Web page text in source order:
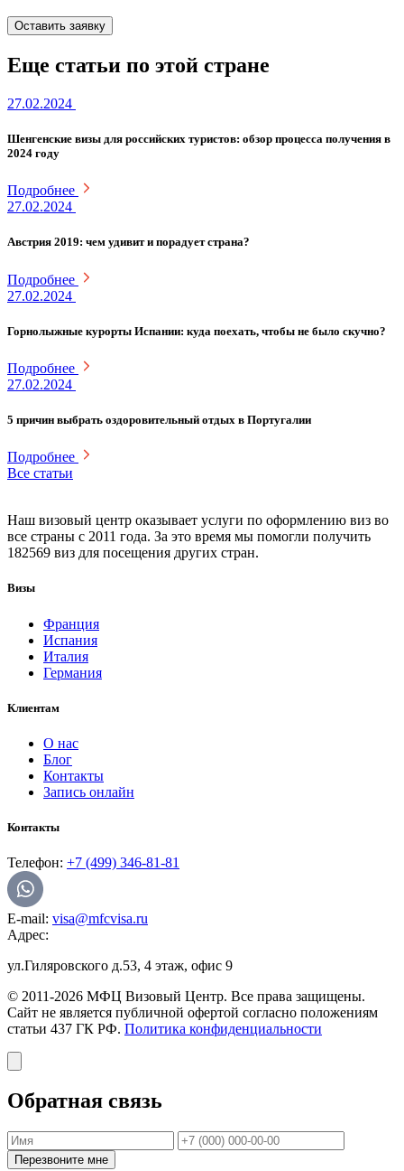
Оставить заявку
Еще статьи по этой стране
27.02.2024
Шенгенские визы для российских туристов: обзор процесса получения в
2024 году
Подробнее
27.02.2024
Австрия 2019: чем удивит и порадует страна?
Подробнее
27.02.2024
Горнолыжные курорты Испании: куда поехать, чтобы не было скучно?
Подробнее
27.02.2024
5 причин выбрать оздоровительный отдых в Португалии
Подробнее
Все статьи
Наш визовый центр оказывает услуги по оформлению виз во
все страны с 2011 года. За это время мы помогли получить
182569 виз для посещения других стран.
Визы
Франция
Испания
Италия
Германия
Клиентам
О нас
Блог
Контакты
Запись онлайн
Контакты
Телефон: +7 (499) 346-81-81
E-mail: visa@mfcvisa.ru
Адрес:
ул.Гиляровского д.53, 4 этаж, офис 9
© 2011-2026 МФЦ Визовый Центр. Все права защищены.
Сайт не является публичной офертой согласно положениям
статьи 437 ГК РФ. Политика конфиденциальности
Обратная связь
Перезвоните мне